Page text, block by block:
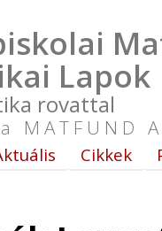
Lapok
rovattal
MATFUND
Cikkek